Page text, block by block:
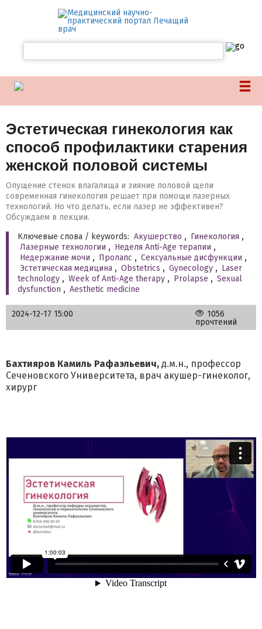
Эстетическая гинекология как
способ профилактики старения
женской половой системы
Опущение стенок влагалища и зияние половой щели
современная гинекология решает при помощи лазерных
технологий. Но что делать, если лазер не эффективен?
Обсуждаем в лекции.
Ключевые слова / keywords: Акушерство , Гинекология ,
Лазерные технологии , Неделя Anti-Age терапии ,
Недержание мочи , Пролапс , Сексуальные дисфункции ,
Эстетическая медицина , Obstetrics , Gynecology , Laser
technology , Week of Anti-Age therapy , Prolapse , Sexual
dysfunction , Aesthetic medicine
2024-12-17 15:00
1056
прочтений
Бахтияров Камиль Рафаэльевич, д.м.н., профессор
Сеченовского Университета, врач акушер-гинеколог,
хирург